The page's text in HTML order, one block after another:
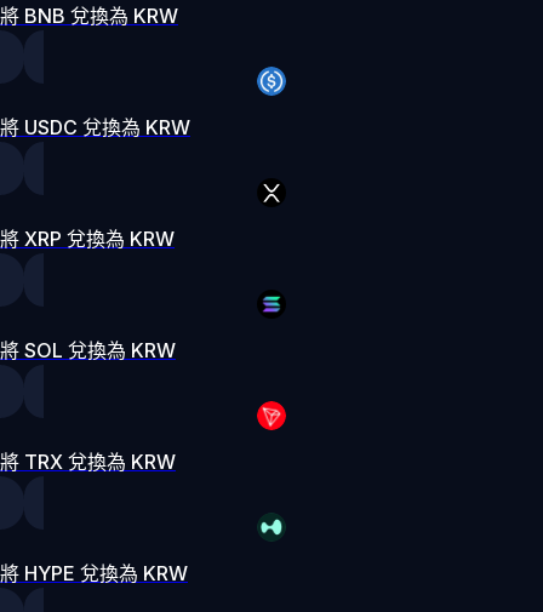
將 BNB 兌換為 KRW
將 USDC 兌換為 KRW
將 XRP 兌換為 KRW
將 SOL 兌換為 KRW
將 TRX 兌換為 KRW
將 HYPE 兌換為 KRW